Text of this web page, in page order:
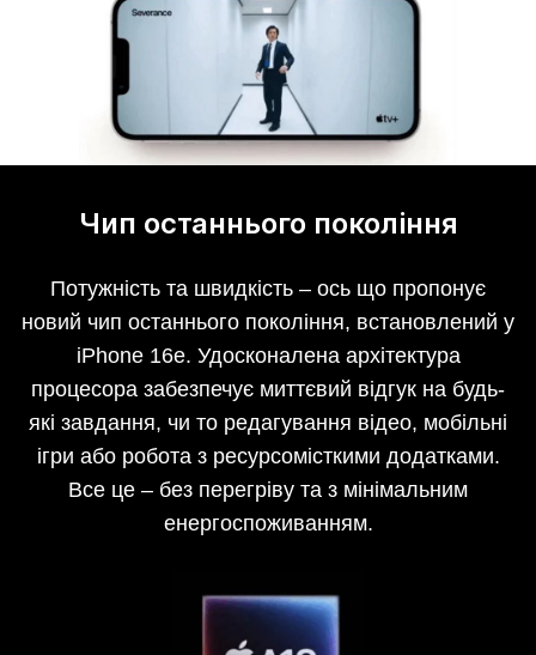
Чип останнього покоління
Потужність та швидкість – ось що пропонує
новий чип останнього покоління, встановлений у
iPhone 16e. Удосконалена архітектура
процесора забезпечує миттєвий відгук на будь-
які завдання, чи то редагування відео, мобільні
ігри або робота з ресурсомісткими додатками.
Все це – без перегріву та з мінімальним
енергоспоживанням.